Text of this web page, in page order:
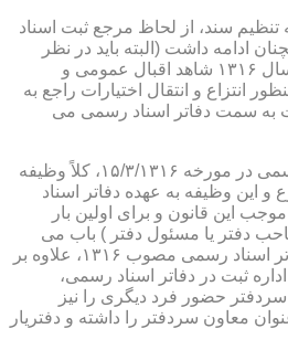
دوگانه تنظیم سند، از لحاظ مرجع ثبت اسناد
ادامه داشت (البته باید در نظر
داشت كه با نزدیك شدن به سال ۱۳۱۶ شاهد اقبال عمومی و
انتزاع و انتقال اختیارات راجع به
به سمت دفاتر اسناد رسمی می
با وضع قانون دفاتر اسناد رسمی در مورخه ۱۵/۳/۱۳۱۶، كلاً وظیفه
و این وظیفه به عهده دفاتر اسناد
این قانون و برای اولین بار
دفتر یا مسئول دفتر ) باب می
شود. قانونگذار در قانون دفاتر اسناد رسمی مصوب ۱۳۱۶، علاوه بر
ثبت در دفاتر اسناد رسمی،
حضور فرد دیگری را نیز
معاون سردفتر را داشته و دفتریار